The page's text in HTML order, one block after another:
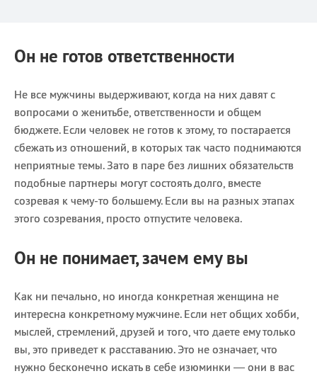
Он не готов ответственности
Не все мужчины выдерживают, когда на них давят с
вопросами о женитьбе, ответственности и общем
бюджете. Если человек не готов к этому, то постарается
сбежать из отношений, в которых так часто поднимаются
неприятные темы. Зато в паре без лишних обязательств
подобные партнеры могут состоять долго, вместе
созревая к чему-то большему. Если вы на разных этапах
этого созревания, просто отпустите человека.
Он не понимает, зачем ему вы
Как ни печально, но иногда конкретная женщина не
интересна конкретному мужчине. Если нет общих хобби,
мыслей, стремлений, друзей и того, что даете ему только
вы, это приведет к расставанию. Это не означает, что
нужно бесконечно искать в себе изюминки — они в вас